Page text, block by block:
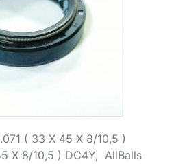
( 33 X 45 X 8/10,5 )
X 8/10,5 ) DC4Y, AllBalls